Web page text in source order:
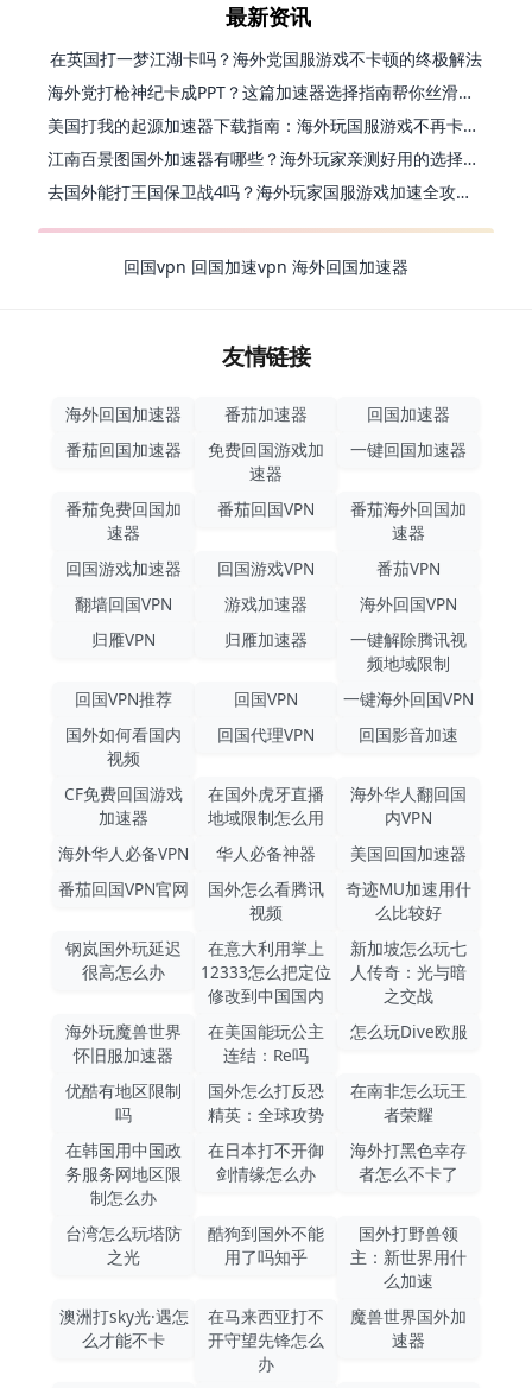
最新资讯
在英国打一梦江湖卡吗？海外党国服游戏不卡顿的终极解法
海外党打枪神纪卡成PPT？这篇加速器选择指南帮你丝滑上分
美国打我的起源加速器下载指南：海外玩国服游戏不再卡的终极方案
江南百景图国外加速器有哪些？海外玩家亲测好用的选择与避坑指南
去国外能打王国保卫战4吗？海外玩家国服游戏加速全攻略（附公主连结幻想江湖实测）
回国vpn 回国加速vpn 海外回国加速器
友情链接
海外回国加速器 番茄加速器
回国加速器
番茄回国加速器
免费回国游戏加
速器
一键回国加速器
番茄免费回国加
速器
番茄回国VPN
番茄海外回国加
速器
回国游戏加速器
回国游戏VPN
番茄VPN
翻墙回国VPN
游戏加速器
海外回国VPN
归雁VPN
归雁加速器
一键解除腾讯视
频地域限制
回国VPN推荐
回国VPN
一键海外回国VPN
国外如何看国内
视频
回国代理VPN 回国影音加速
CF免费回国游戏
加速器
在国外虎牙直播
地域限制怎么用
海外华人翻回国
内VPN
海外华人必备VPN
华人必备神器
美国回国加速器
番茄回国VPN官网
国外怎么看腾讯
视频
奇迹MU加速用什
么比较好
钢岚国外玩延迟
很高怎么办
在意大利用掌上
12333怎么把定位
修改到中国国内
新加坡怎么玩七
人传奇：光与暗
之交战
海外玩魔兽世界
怀旧服加速器
在美国能玩公主
连结：Re吗
怎么玩Dive欧服
优酷有地区限制
吗
国外怎么打反恐
精英：全球攻势
在南非怎么玩王
者荣耀
在韩国用中国政
务服务网地区限
制怎么办
在日本打不开御
剑情缘怎么办
海外打黑色幸存
者怎么不卡了
台湾怎么玩塔防
之光
酷狗到国外不能
用了吗知乎
国外打野兽领
主：新世界用什
么加速
澳洲打sky光·遇怎
么才能不卡
在马来西亚打不
开守望先锋怎么
办
魔兽世界国外加
速器